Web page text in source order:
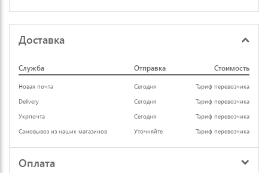
Доставка
Служба Отправка Стоимость
Новая почта Сегодня
Тариф перевозчика
Delivery
Сегодня
Тариф перевозчика
Укрпочта
Сегодня
Тариф перевозчика
Самовывоз из наших магазинов
Уточняйте Тариф перевозчика
Оплата